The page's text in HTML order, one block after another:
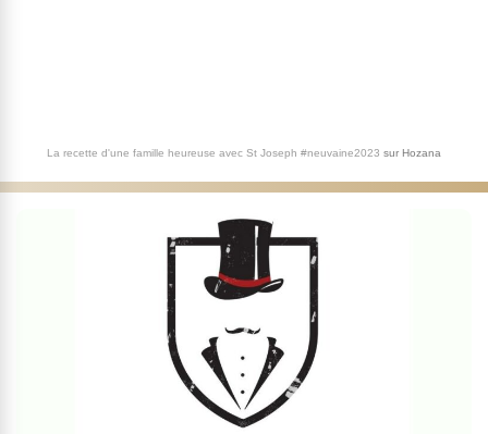
La recette d'une famille heureuse avec St Joseph #neuvaine2023 sur Hozana